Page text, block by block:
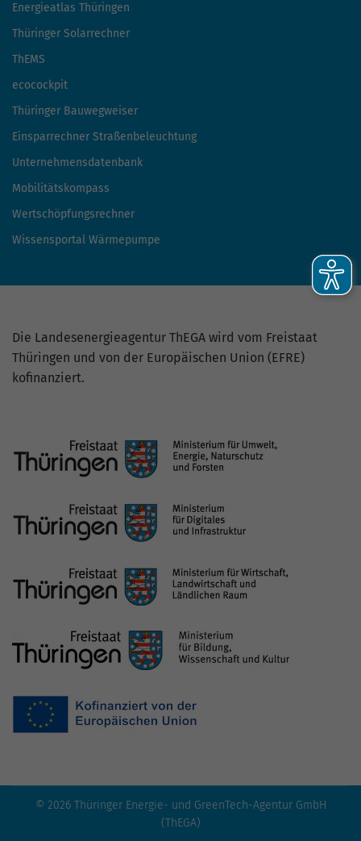
Energieatlas Thüringen
Thüringer Solarrechner
ThEMS
ecocockpit
Thüringer Bauwegweiser
Einsparrechner Straßenbeleuchtung
Unternehmensdatenbank
Mobilitätskompass
Wertschöpfungsrechner
Wissensportal Wärmepumpe
Die Landesenergieagentur ThEGA wird vom Freistaat
Thüringen und von der Europäischen Union (EFRE)
kofinanziert.
© 2026 Thüringer Energie- und GreenTech-Agentur GmbH
(ThEGA)